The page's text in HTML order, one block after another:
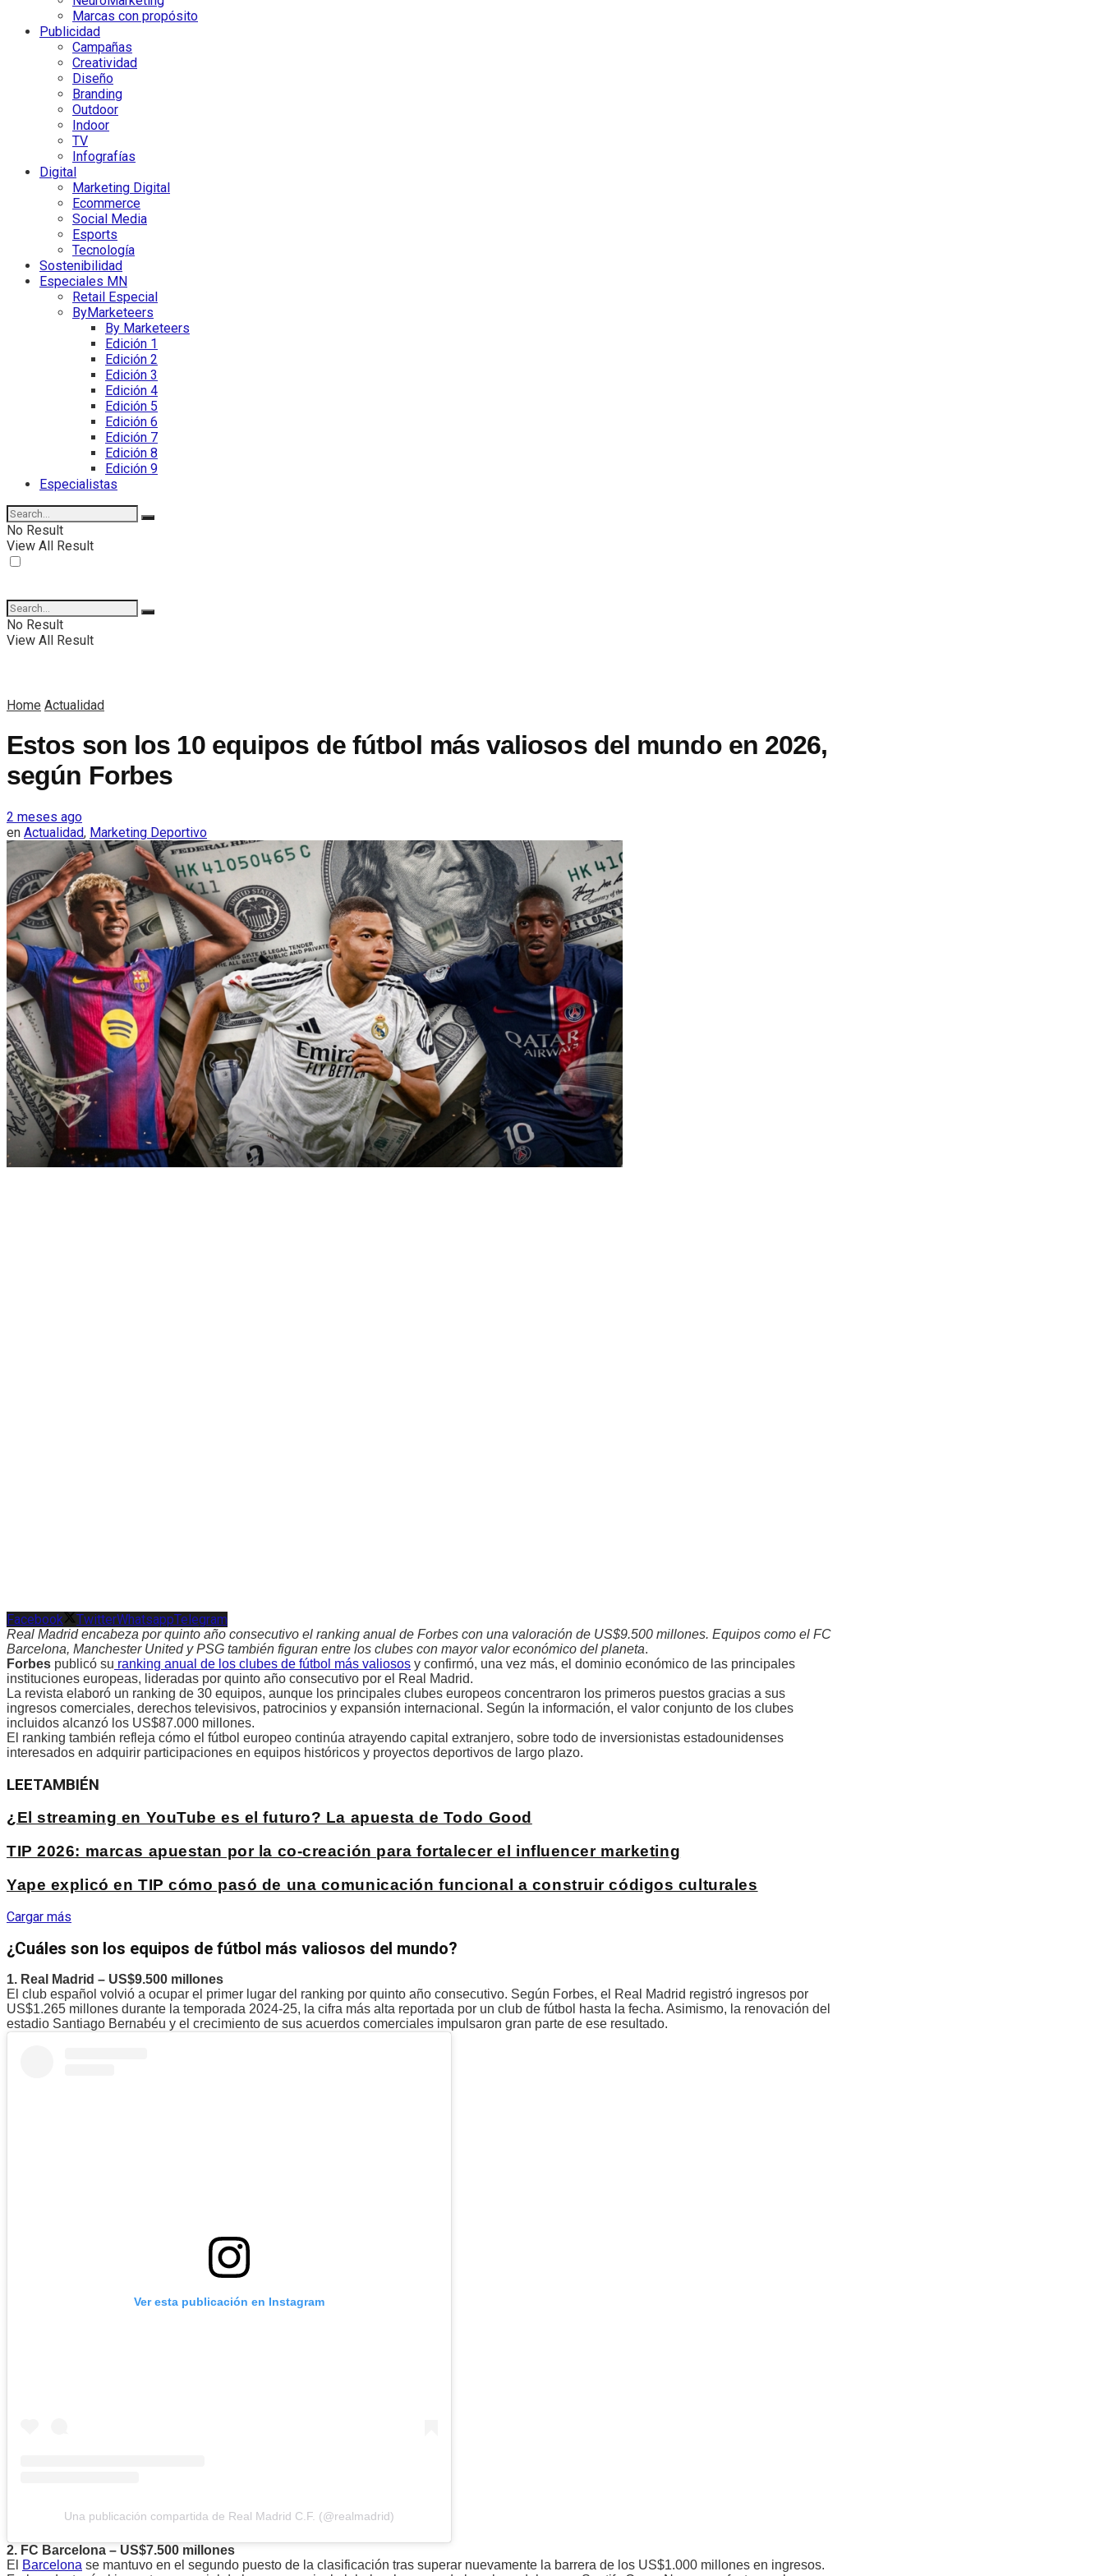
Marcas con propósito
Publicidad
Campañas
Creatividad
Diseño
Branding
Outdoor
Indoor
TV
Infografías
Digital
Marketing Digital
Ecommerce
Social Media
Esports
Tecnología
Sostenibilidad
Especiales MN
Retail Especial
ByMarketeers
By Marketeers
Edición 1
Edición 2
Edición 3
Edición 4
Edición 5
Edición 6
Edición 7
Edición 8
Edición 9
Especialistas
No Result
View All Result
No Result
View All Result
Home Actualidad
Estos son los 10 equipos de fútbol más valiosos del mundo en 2026,
según Forbes
2 meses ago
en Actualidad, Marketing Deportivo
Facebook TwitterWhatsappTelegram
Real Madrid encabeza por quinto año consecutivo el ranking anual de Forbes con una valoración de US$9.500 millones. Equipos como el FC
Barcelona, Manchester United y PSG también figuran entre los clubes con mayor valor económico del planeta.
Forbes publicó su ranking anual de los clubes de fútbol más valiosos y confirmó, una vez más, el dominio económico de las principales
instituciones europeas, lideradas por quinto año consecutivo por el Real Madrid.
La revista elaboró un ranking de 30 equipos, aunque los principales clubes europeos concentraron los primeros puestos gracias a sus
ingresos comerciales, derechos televisivos, patrocinios y expansión internacional. Según la información, el valor conjunto de los clubes
incluidos alcanzó los US$87.000 millones.
El ranking también refleja cómo el fútbol europeo continúa atrayendo capital extranjero, sobre todo de inversionistas estadounidenses
interesados en adquirir participaciones en equipos históricos y proyectos deportivos de largo plazo.
LEETAMBIÉN
¿El streaming en YouTube es el futuro? La apuesta de Todo Good
TIP 2026: marcas apuestan por la co-creación para fortalecer el influencer marketing
Yape explicó en TIP cómo pasó de una comunicación funcional a construir códigos culturales
Cargar más
¿Cuáles son los equipos de fútbol más valiosos del mundo?
1. Real Madrid – US$9.500 millones
El club español volvió a ocupar el primer lugar del ranking por quinto año consecutivo. Según Forbes, el Real Madrid registró ingresos por
US$1.265 millones durante la temporada 2024-25, la cifra más alta reportada por un club de fútbol hasta la fecha. Asimismo, la renovación del
estadio Santiago Bernabéu y el crecimiento de sus acuerdos comerciales impulsaron gran parte de ese resultado.
Ver esta publicación en Instagram
Una publicación compartida de Real Madrid C.F. (@realmadrid)
2. FC Barcelona – US$7.500 millones
El
Barcelona se mantuvo en el segundo puesto de la clasificación tras superar nuevamente la barrera de los US$1.000 millones en ingresos.